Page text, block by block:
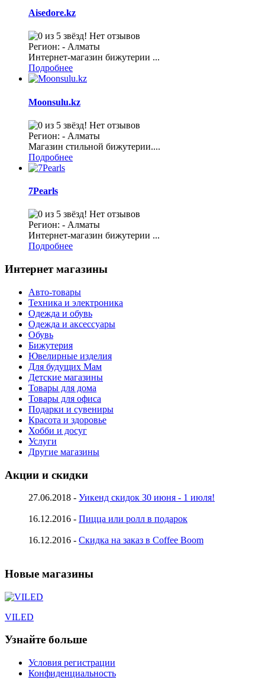
Aisedore.kz
Нет отзывов
Регион: - Алматы
Интернет-магазин бижутерии ...
Подробнее
Moonsulu.kz
Нет отзывов
Регион: - Алматы
Магазин стильной бижутерии....
Подробнее
7Pearls
Нет отзывов
Регион: - Алматы
Интернет-магазин бижутерии ...
Подробнее
Интернет магазины
Авто-товары
Техника и электроника
Одежда и обувь
Одежда и аксессуары
Обувь
Бижутерия
Ювелирные изделия
Для будущих Мам
Детские магазины
Товары для дома
Товары для офиса
Подарки и сувениры
Красота и здоровье
Хобби и досуг
Услуги
Другие магазины
Акции и скидки
27.06.2018 - Уикенд скидок 30 июня - 1 июля!
16.12.2016 - Пицца или ролл в подарок
16.12.2016 - Скидка на заказ в Coffee Boom
Новые магазины
VILED
Узнайте больше
Условия регистрации
Конфиденциальность